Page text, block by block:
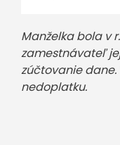
Manželka bola v
zamestnávateľ
zúčtovanie
nedoplatku.